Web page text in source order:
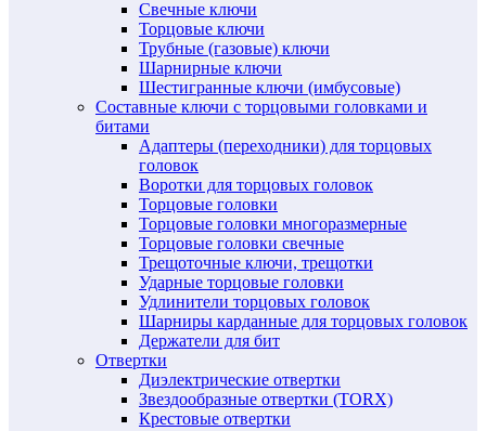
Свечные ключи
Торцовые ключи
Трубные (газовые) ключи
Шарнирные ключи
Шестигранные ключи (имбусовые)
Составные ключи с торцовыми головками и
битами
Адаптеры (переходники) для торцовых
головок
Воротки для торцовых головок
Торцовые головки
Торцовые головки многоразмерные
Торцовые головки свечные
Трещоточные ключи, трещотки
Ударные торцовые головки
Удлинители торцовых головок
Шарниры карданные для торцовых головок
Держатели для бит
Отвертки
Диэлектрические отвертки
Звездообразные отвертки (TORX)
Крестовые отвертки